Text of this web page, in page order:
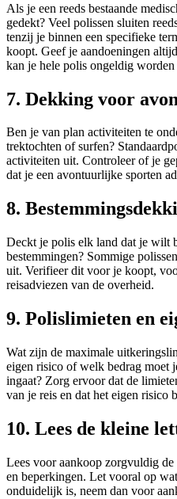
Als je een reeds bestaande
gedekt? Veel polissen sluiten
tenzij je binnen een specifieke
koopt. Geef je aandoeningen
kan je hele polis ongeldig
7. Dekking voor
Ben je van plan activiteiten te
trektochten of surfen?
activiteiten uit. Controleer of je
dat je een avontuurlijke sporten
8.
Deckt je polis elk land dat je wilt
bestemmingen? Sommige
uit. Verifieer dit voor je koopt,
reisadviezen van de overheid.
9. Polislimieten en
Wat zijn de maximale
eigen risico of welk bedrag moet
ingaat? Zorg ervoor dat de
van je reis en dat het eigen risico
10. Lees de kleine
Lees voor aankoop zorgvuldig
en beperkingen. Let vooral op
onduidelijk is, neem dan voor